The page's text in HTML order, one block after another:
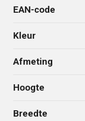
EAN-code
Kleur
Afmeting
Hoogte
Breedte